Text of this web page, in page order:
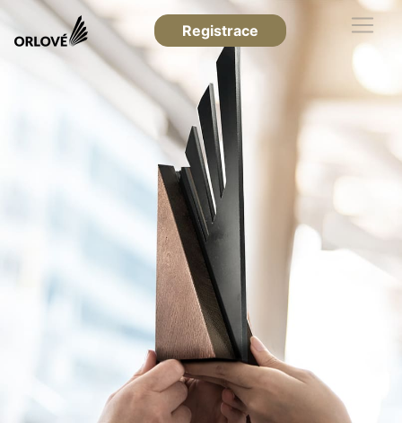
Registrace